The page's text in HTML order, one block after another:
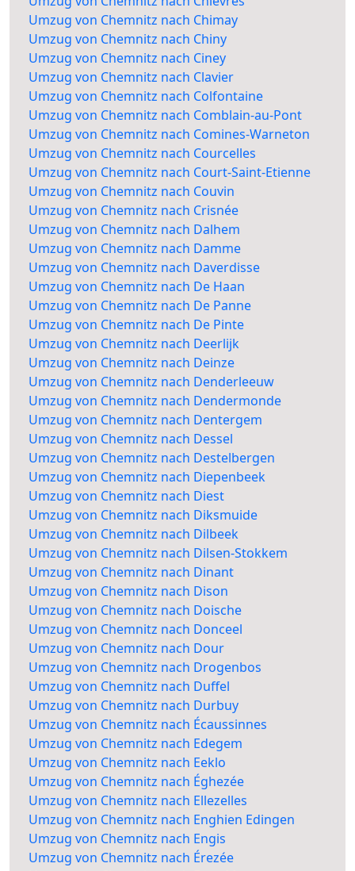
Umzug von Chemnitz nach Chimay
Umzug von Chemnitz nach Chiny
Umzug von Chemnitz nach Ciney
Umzug von Chemnitz nach Clavier
Umzug von Chemnitz nach Colfontaine
Umzug von Chemnitz nach Comblain-au-Pont
Umzug von Chemnitz nach Comines-Warneton
Umzug von Chemnitz nach Courcelles
Umzug von Chemnitz nach Court-Saint-Etienne
Umzug von Chemnitz nach Couvin
Umzug von Chemnitz nach Crisnée
Umzug von Chemnitz nach Dalhem
Umzug von Chemnitz nach Damme
Umzug von Chemnitz nach Daverdisse
Umzug von Chemnitz nach De Haan
Umzug von Chemnitz nach De Panne
Umzug von Chemnitz nach De Pinte
Umzug von Chemnitz nach Deerlijk
Umzug von Chemnitz nach Deinze
Umzug von Chemnitz nach Denderleeuw
Umzug von Chemnitz nach Dendermonde
Umzug von Chemnitz nach Dentergem
Umzug von Chemnitz nach Dessel
Umzug von Chemnitz nach Destelbergen
Umzug von Chemnitz nach Diepenbeek
Umzug von Chemnitz nach Diest
Umzug von Chemnitz nach Diksmuide
Umzug von Chemnitz nach Dilbeek
Umzug von Chemnitz nach Dilsen-Stokkem
Umzug von Chemnitz nach Dinant
Umzug von Chemnitz nach Dison
Umzug von Chemnitz nach Doische
Umzug von Chemnitz nach Donceel
Umzug von Chemnitz nach Dour
Umzug von Chemnitz nach Drogenbos
Umzug von Chemnitz nach Duffel
Umzug von Chemnitz nach Durbuy
Umzug von Chemnitz nach Écaussinnes
Umzug von Chemnitz nach Edegem
Umzug von Chemnitz nach Eeklo
Umzug von Chemnitz nach Éghezée
Umzug von Chemnitz nach Ellezelles
Umzug von Chemnitz nach Enghien Edingen
Umzug von Chemnitz nach Engis
Umzug von Chemnitz nach Érezée